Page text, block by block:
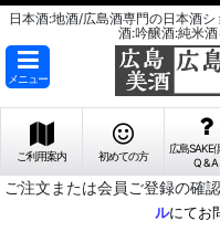
日本酒:地酒/広島酒専門の日本酒
酒:吟醸酒:純米
メニュー
ご利用案内 初めての方
広島SAKE
Q & A
ご注文または会員ご登録の確
ルにてお